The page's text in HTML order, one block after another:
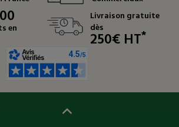
en
Livraison gratuite
dès
250€ HT*